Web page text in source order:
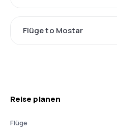
Flüge to Mostar
Reise planen
Flüge